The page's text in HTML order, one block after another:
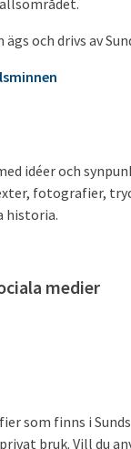
och drivs av
idéer och
fotografier,
historia.
medier
som finns i
bruk. Vill du